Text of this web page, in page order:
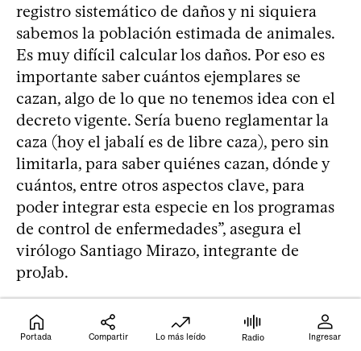
registro sistemático de daños y ni siquiera
sabemos la población estimada de animales.
Es muy difícil calcular los daños. Por eso es
importante saber cuántos ejemplares se
cazan, algo de lo que no tenemos idea con el
decreto vigente. Sería bueno reglamentar la
caza (hoy el jabalí es de libre caza), pero sin
limitarla, para saber quiénes cazan, dónde y
cuántos, entre otros aspectos clave, para
poder integrar esta especie en los programas
de control de enfermedades”, asegura el
virólogo Santiago Mirazo, integrante de
proJab.
En los años 90 se hizo un estimado de daños
ocasionados por el jabalí a la ganadería ovina
Portada Compartir Lo más leído Radio Ingresar